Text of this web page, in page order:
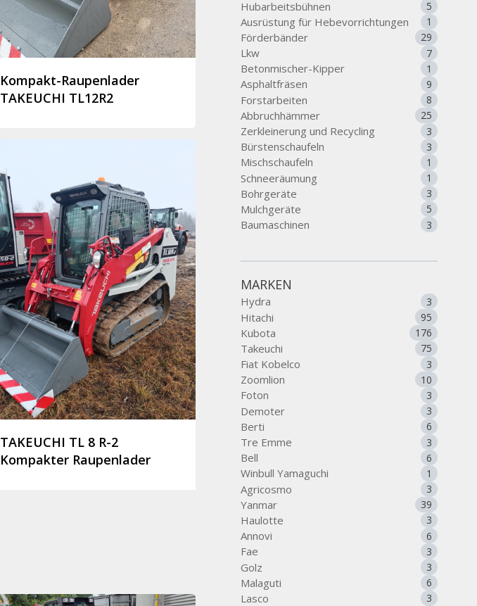
Kompakt-Raupenlader
TAKEUCHI TL12R2
TAKEUCHI TL 8 R-2
Kompakter Raupenlader
Hubarbeitsbühnen 5
Ausrüstung für Hebevorrichtungen 1
Förderbänder 29
Lkw 7
Betonmischer-Kipper 1
Asphaltfräsen 9
Forstarbeiten 8
Abbruchhämmer 25
Zerkleinerung und Recycling 3
Bürstenschaufeln 3
Mischschaufeln 1
Schneeräumung 1
Bohrgeräte 3
Mulchgeräte 5
Baumaschinen 3
MARKEN
Hydra 3
Hitachi 95
Kubota 176
Takeuchi 75
Fiat Kobelco 3
Zoomlion 10
Foton 3
Demoter 3
Berti 6
Tre Emme 3
Bell 6
Winbull Yamaguchi 1
Agricosmo 3
Yanmar 39
Haulotte 3
Annovi 6
Fae 3
Golz 3
Malaguti 6
Lasco 3